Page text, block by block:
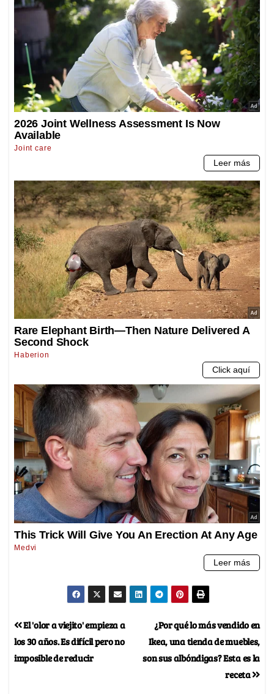
¿Por qué lo más vendido en
Ikea, una tienda de muebles,
son sus albóndigas? Esta es la
receta
El 'olor a viejito' empieza a
los 30 años. Es difícil pero no
imposible de reducir